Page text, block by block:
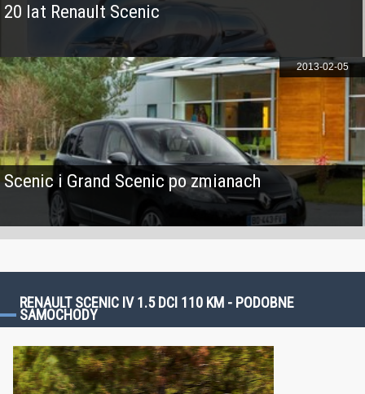
20 lat Renault Scenic
Scenic i Grand Scenic po zmianach
2013-02-05
RENAULT SCENIC IV 1.5 DCI 110 KM - PODOBNE
SAMOCHODY